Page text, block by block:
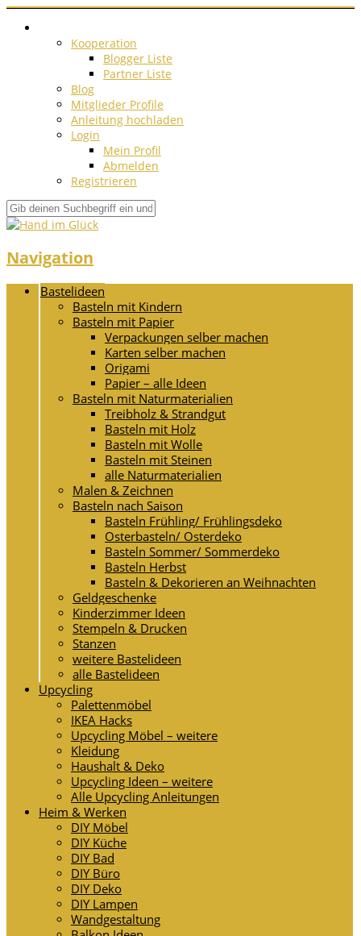
Kooperation
Blogger Liste
Partner Liste
Blog
Mitglieder Profile
Anleitung hochladen
Login
Mein Profil
Abmelden
Registrieren
Navigation
Bastelideen
Basteln mit Kindern
Basteln mit Papier
Verpackungen selber machen
Karten selber machen
Origami
Papier – alle Ideen
Basteln mit Naturmaterialien
Treibholz & Strandgut
Basteln mit Holz
Basteln mit Wolle
Basteln mit Steinen
alle Naturmaterialien
Malen & Zeichnen
Basteln nach Saison
Basteln Frühling/ Frühlingsdeko
Osterbasteln/ Osterdeko
Basteln Sommer/ Sommerdeko
Basteln Herbst
Basteln & Dekorieren an Weihnachten
Geldgeschenke
Kinderzimmer Ideen
Stempeln & Drucken
Stanzen
weitere Bastelideen
alle Bastelideen
Upcycling
Palettenmöbel
IKEA Hacks
Upcycling Möbel – weitere
Kleidung
Haushalt & Deko
Upcycling Ideen – weitere
Alle Upcycling Anleitungen
Heim & Werken
DIY Möbel
DIY Küche
DIY Bad
DIY Büro
DIY Deko
DIY Lampen
Wandgestaltung